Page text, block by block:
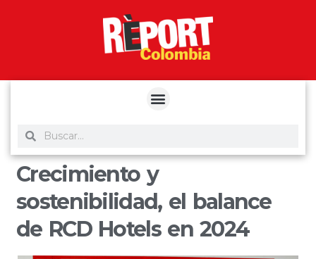
Crecimiento y
sostenibilidad, el balance
de RCD Hotels en 2024